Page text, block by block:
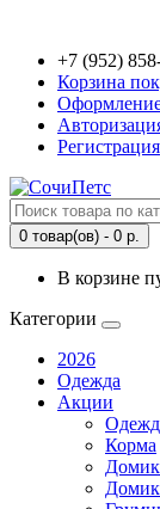
+7 (952)
Корзина
Оформление
Регистрация
0 товар(ов) - 0 р.
В корзине
Категории
2026
Одежда
Акции
Корма